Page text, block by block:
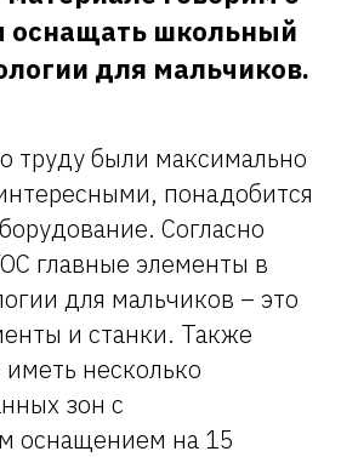
оснащать школьный
для мальчиков.
труду были максимально
понадобится
Согласно
главные элементы в
для мальчиков – это
и станки. Также
несколько
зон с
оснащением на 15